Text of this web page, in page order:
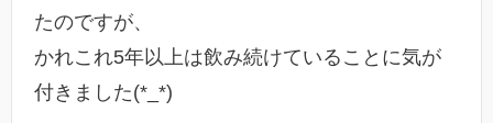
たのですが、
かれこれ5年以上は飲み続けていることに気が
付きました(*_*)